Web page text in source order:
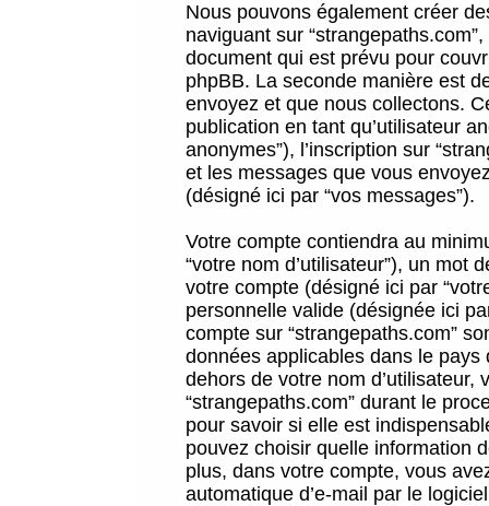
Nous pouvons également créer
naviguant sur
document qui est prévu pour
phpBB. La seconde manière est
envoyez et que nous collectons.
publication en tant qu’utilisateur
anonymes”), l’inscription sur
et les messages que vous
(désigné ici par “vos messages”).
Votre compte contiendra au
“votre nom d’utilisateur”), un mot
votre compte (désigné ici par
personnelle valide (désignée ici
compte sur “strangepaths.com”
données applicables dans le
dehors de votre nom
“strangepaths.com” durant le
pour savoir si elle est
pouvez choisir quelle information
plus, dans votre compte, vous
automatique d’e-mail par le